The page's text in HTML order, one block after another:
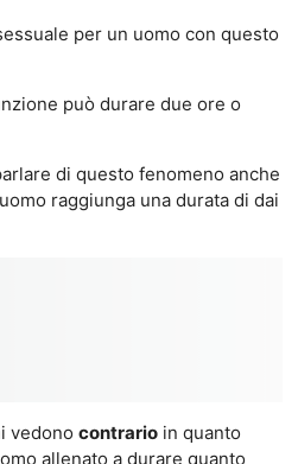
per un uomo con questo
può durare due ore o
di questo fenomeno anche
raggiunga una durata di dai
vedono contrarioin quanto
allenato a durare quanto